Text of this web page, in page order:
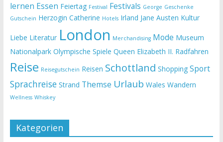
lernen Essen Feiertag Festival Festivals George Geschenke
Gutschein Herzogin Catherine Hotels Irland Jane Austen Kultur
Liebe Literatur London Merchandising Mode Museum
Nationalpark Olympische Spiele Queen Elizabeth II. Radfahren
Reise Reisegutschein Reisen Schottland Shopping Sport
Sprachreise Strand Themse Urlaub Wales Wandern
Wellness Whiskey
Kategorien